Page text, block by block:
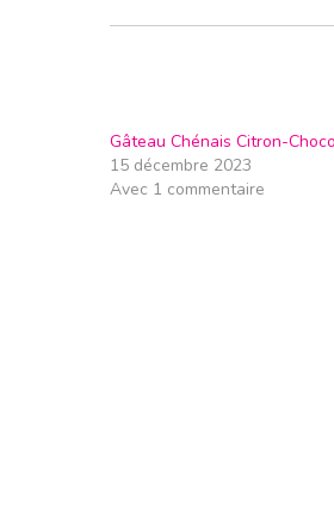
Gâteau Chénais Citron-
15 décembre 2023
Avec 1 commentaire